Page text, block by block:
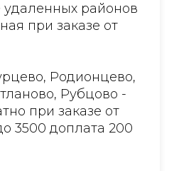
удаленных районов
при заказе от
Родионцево,
Рубцово -
при заказе от
3500 доплата 200